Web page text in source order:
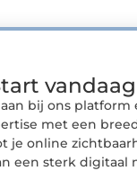
bij ons platform
met een
je online
een sterk digitaal